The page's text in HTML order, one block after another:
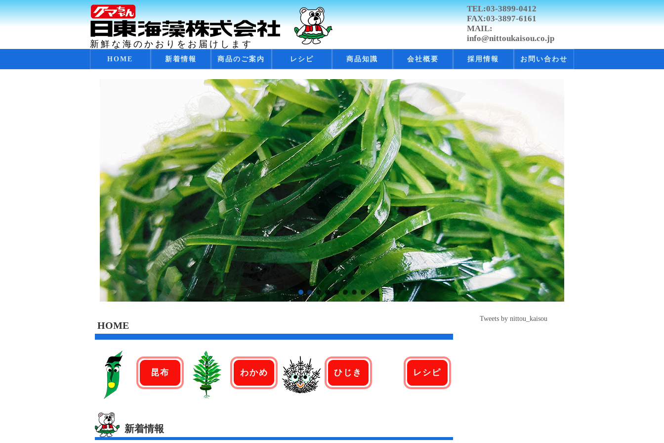
新鮮な海のかおりをお届けします
TEL:03-3899-0412
FAX:03-3897-6161
MAIL:
info@nittoukaisou.co.jp
メインメニュー
ン
HOME 新着情報 商品のご案内 レシピ 商品知識 会社概要 採用情報 お問い合わせ
HOME
昆布 わかめ ひじき レシピ
新着情報
Tweets by nittou_kaisou